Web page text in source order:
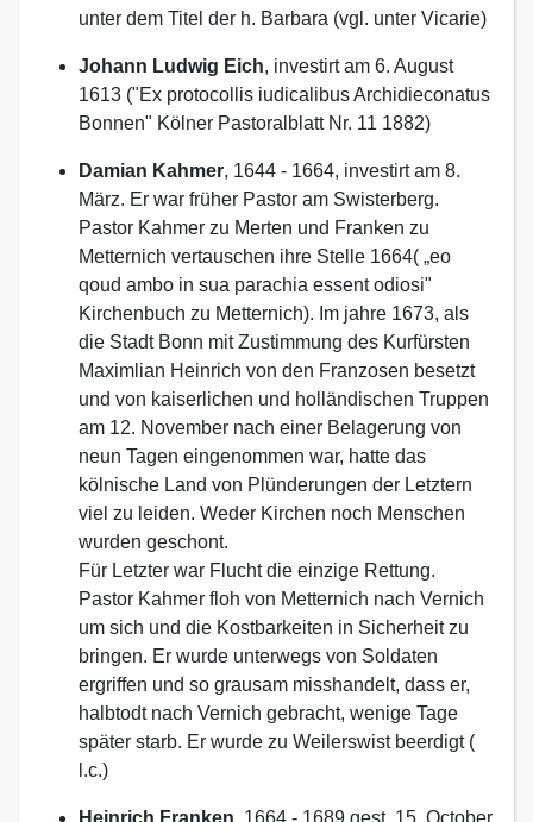
unter dem Titel der h. Barbara (vgl. unter Vicarie)
Johann Ludwig Eich, investirt am 6. August
1613 ("Ex protocollis iudicalibus Archidieconatus
Bonnen" Kölner Pastoralblatt Nr. 11 1882)
Damian Kahmer, 1644 - 1664, investirt am 8.
März. Er war früher Pastor am Swisterberg.
Pastor Kahmer zu Merten und Franken zu
Metternich vertauschen ihre Stelle 1664( „eo
qoud ambo in sua parachia essent odiosi"
Kirchenbuch zu Metternich). Im jahre 1673, als
die Stadt Bonn mit Zustimmung des Kurfürsten
Maximlian Heinrich von den Franzosen besetzt
und von kaiserlichen und holländischen Truppen
am 12. November nach einer Belagerung von
neun Tagen eingenommen war, hatte das
kölnische Land von Plünderungen der Letztern
viel zu leiden. Weder Kirchen noch Menschen
wurden geschont.
Für Letzter war Flucht die einzige Rettung.
Pastor Kahmer floh von Metternich nach Vernich
um sich und die Kostbarkeiten in Sicherheit zu
bringen. Er wurde unterwegs von Soldaten
ergriffen und so grausam misshandelt, dass er,
halbtodt nach Vernich gebracht, wenige Tage
später starb. Er wurde zu Weilerswist beerdigt (
l.c.)
Heinrich Franken , 1664 - 1689 gest. 15. October